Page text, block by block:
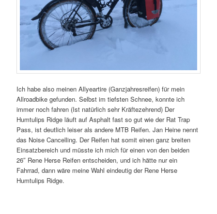
Ich habe also meinen Allyeartire (Ganzjahresreifen) für mein
Allroadbike gefunden. Selbst im tiefsten Schnee, konnte ich
immer noch fahren (Ist natürlich sehr Kräftezehrend) Der
Humtulips Ridge läuft auf Asphalt fast so gut wie der Rat Trap
Pass, ist deutlich leiser als andere MTB Reifen. Jan Heine nennt
das Noise Cancelling. Der Reifen hat somit einen ganz breiten
Einsatzbereich und müsste ich mich für einen von den beiden
26″ Rene Herse Reifen entscheiden, und ich hätte nur ein
Fahrrad, dann wäre meine Wahl eindeutig der Rene Herse
Humtulips Ridge.